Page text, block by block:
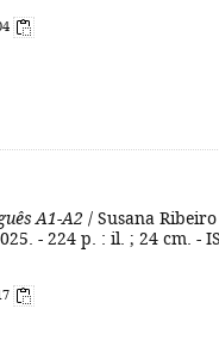
A1-A2 / Susana Ribeiro
- 224 p. : il. ; 24 cm. -